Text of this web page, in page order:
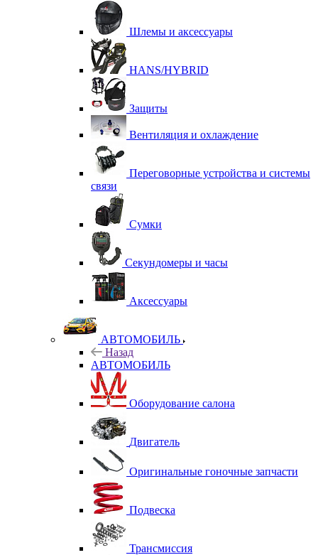
Шлемы и аксессуары
HANS/HYBRID
Защиты
Вентиляция и охлаждение
Переговорные устройства и системы
связи
Сумки
Секундомеры и часы
Аксессуары
АВТОМОБИЛЬ
Назад
АВТОМОБИЛЬ
Оборудование салона
Двигатель
Оригинальные гоночные запчасти
Подвеска
Трансмиссия